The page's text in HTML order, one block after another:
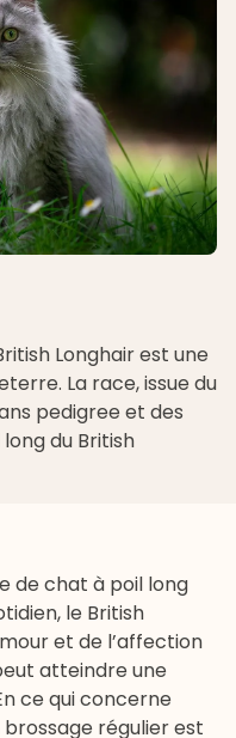
Longhairest une
La race, issue du
pedigree et des
du British
de chat à poil long
le British
et de l’affection
atteindre une
ce qui concerne
brossage régulier est